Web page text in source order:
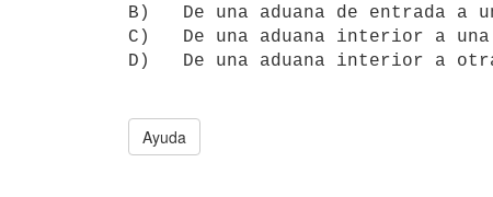
B)   De una aduana de entrada a
C)   De una aduana interior a
Ayuda